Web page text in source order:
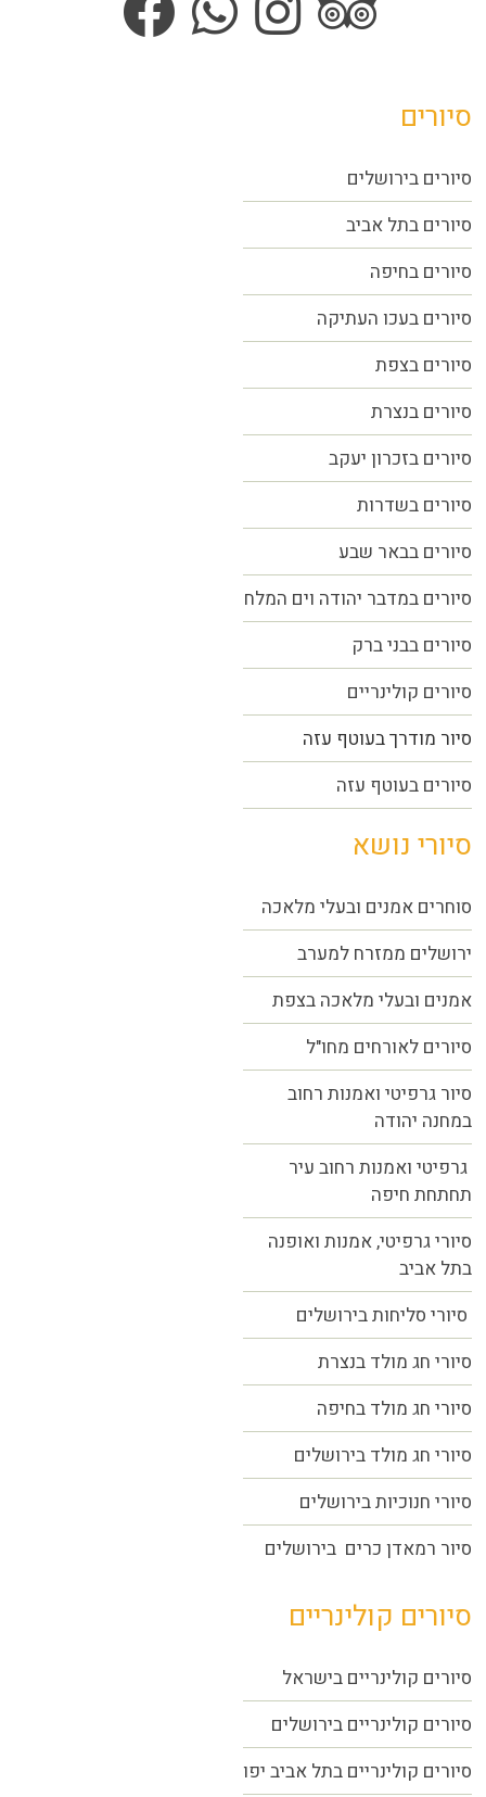
סיורים
סיורים בירושלים
סיורים בתל אביב
סיורים בחיפה
סיורים בעכו העתיקה
סיורים בצפת
סיורים בנצרת
סיורים בזכרון יעקב
סיורים בשדרות
סיורים בבאר שבע
סיורים במדבר יהודה וים המלח
סיורים בבני ברק
סיורים קולינריים
סיור מודרך בעוטף עזה
סיורים בעוטף עזה
סיורי נושא
סוחרים אמנים ובעלי מלאכה
ירושלים ממזרח למערב
אמנים ובעלי מלאכה בצפת
סיורים לאורחים מחו"ל
סיור גרפיטי ואמנות רחוב
במחנה יהודה
גרפיטי ואמנות רחוב עיר
תחתחת חיפה
סיורי גרפיטי, אמנות ואופנה
בתל אביב
סיורי סליחות בירושלים
סיורי חג מולד בנצרת
סיורי חג מולד בחיפה
סיורי חג מולד בירושלים
סיורי חנוכיות בירושלים
סיור רמאדן כרים בירושלים
סיורים קולינריים
סיורים קולינריים בישראל
סיורים קולינריים בירושלים
סיורים קולינריים בתל אביב יפו